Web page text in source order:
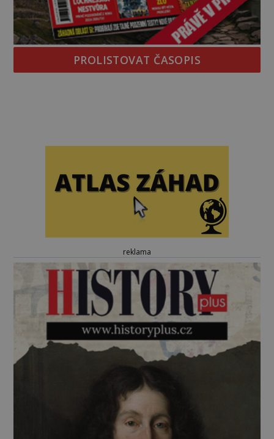
PROLISTOVAT ČASOPIS
reklama